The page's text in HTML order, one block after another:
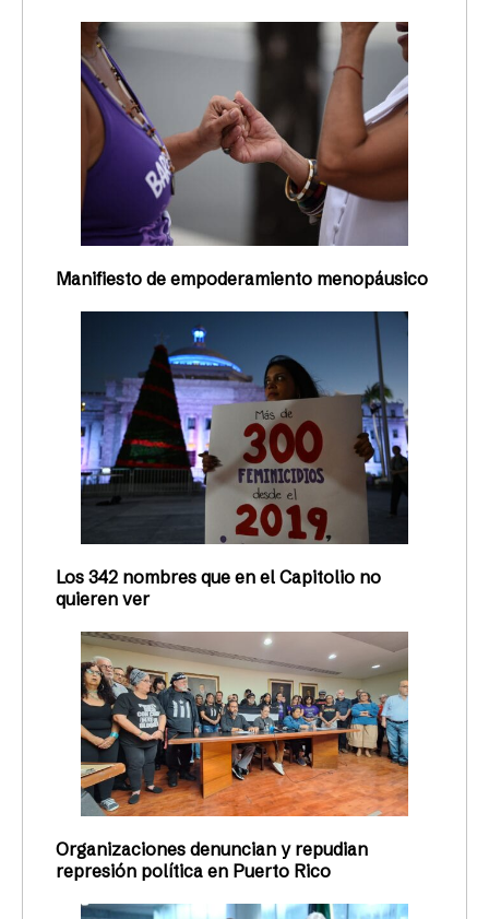
Manifiesto de empoderamiento menopáusico
Los 342 nombres que en el Capitolio no
quieren ver
Organizaciones denuncian y repudian
represión política en Puerto Rico